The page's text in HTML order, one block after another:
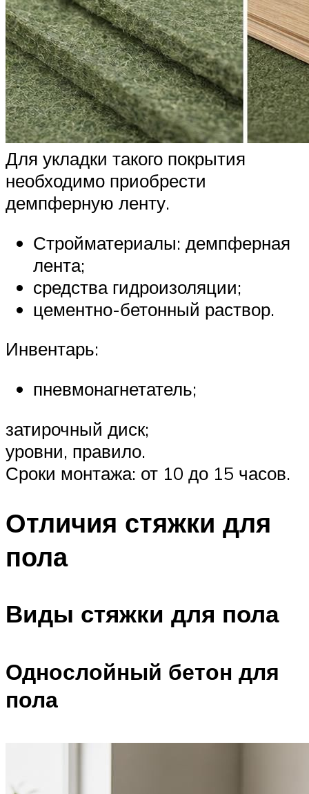
Для укладки такого покрытия
необходимо приобрести
демпферную ленту.
Стройматериалы: демпферная
лента;
средства гидроизоляции;
цементно-бетонный раствор.
Инвентарь:
пневмонагнетатель;
затирочный диск;
уровни, правило.
Сроки монтажа: от 10 до 15 часов.
Отличия стяжки для
пола
Виды стяжки для пола
Однослойный бетон для
пола